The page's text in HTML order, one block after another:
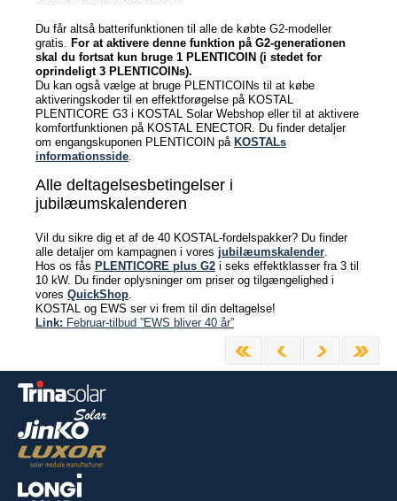
Du får altså batterifunktionen til alle de købte G2-modeller
gratis. For at aktivere denne funktion på G2-generationen
skal du fortsat kun bruge 1 PLENTICOIN (i stedet for
oprindeligt 3 PLENTICOINs).
Du kan også vælge at bruge PLENTICOINs til at købe
aktiveringskoder til en effektforøgelse på KOSTAL
PLENTICORE G3 i KOSTAL Solar Webshop eller til at aktivere
komfortfunktionen på KOSTAL ENECTOR. Du finder detaljer
om engangskuponen PLENTICOIN på KOSTALs
informationsside.
Alle deltagelsesbetingelser i
jubilæumskalenderen
Vil du sikre dig et af de 40 KOSTAL-fordelspakker? Du finder
alle detaljer om kampagnen i vores jubilæumskalender.
Hos os fås PLENTICORE plus G2 i seks effektklasser fra 3 til
10 kW. Du finder oplysninger om priser og tilgængelighed i
vores QuickShop.
KOSTAL og EWS ser vi frem til din deltagelse!
Link: Februar-tilbud ”EWS bliver 40 år”